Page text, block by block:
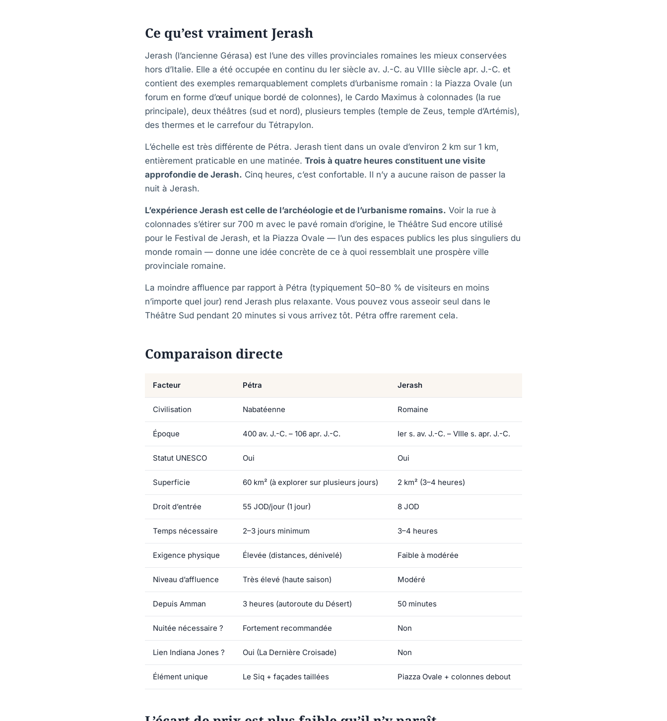
Ce qu’est vraiment Jerash
Jerash (l’ancienne Gérasa) est l’une des villes provinciales romaines les mieux conservées
hors d’Italie. Elle a été occupée en continu du Ier siècle av. J.-C. au VIIIe siècle apr. J.-C. et
contient des exemples remarquablement complets d’urbanisme romain : la Piazza Ovale (un
forum en forme d’œuf unique bordé de colonnes), le Cardo Maximus à colonnades (la rue
principale), deux théâtres (sud et nord), plusieurs temples (temple de Zeus, temple d’Artémis),
des thermes et le carrefour du Tétrapylon.
L’échelle est très différente de Pétra. Jerash tient dans un ovale d’environ 2 km sur 1 km,
entièrement praticable en une matinée. Trois à quatre heures constituent une visite
approfondie de Jerash. Cinq heures, c’est confortable. Il n’y a aucune raison de passer la
nuit à Jerash.
L’expérience Jerash est celle de l’archéologie et de l’urbanisme romains. Voir la rue à
colonnades s’étirer sur 700 m avec le pavé romain d’origine, le Théâtre Sud encore utilisé
pour le Festival de Jerash, et la Piazza Ovale — l’un des espaces publics les plus singuliers du
monde romain — donne une idée concrète de ce à quoi ressemblait une prospère ville
provinciale romaine.
La moindre affluence par rapport à Pétra (typiquement 50–80 % de visiteurs en moins
n’importe quel jour) rend Jerash plus relaxante. Vous pouvez vous asseoir seul dans le
Théâtre Sud pendant 20 minutes si vous arrivez tôt. Pétra offre rarement cela.
Comparaison directe
Facteur Pétra Jerash
Civilisation Nabatéenne Romaine
Époque 400 av. J.-C. – 106 apr. J.-C. Ier s. av. J.-C. – VIIIe s. apr. J.-C.
Statut UNESCO Oui Oui
Superficie 60 km² (à explorer sur plusieurs jours) 2 km² (3–4 heures)
Droit d’entrée 55 JOD/jour (1 jour) 8 JOD
Temps nécessaire 2–3 jours minimum 3–4 heures
Exigence physique Élevée (distances, dénivelé) Faible à modérée
Niveau d’affluence Très élevé (haute saison) Modéré
Depuis Amman 3 heures (autoroute du Désert) 50 minutes
Nuitée nécessaire ? Fortement recommandée Non
Lien Indiana Jones ? Oui (La Dernière Croisade) Non
Élément unique Le Siq + façades taillées Piazza Ovale + colonnes debout